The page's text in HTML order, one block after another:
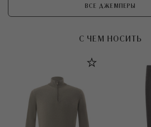
ВСЕ ДЖЕМПЕРЫ
С ЧЕМ НОСИТЬ